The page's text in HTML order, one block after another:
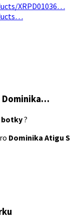
XRPD01036…
Dominika…
botky?
Dominika Atigu